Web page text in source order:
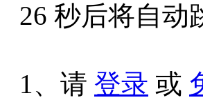
25 秒后将自动
1、请 登录 或